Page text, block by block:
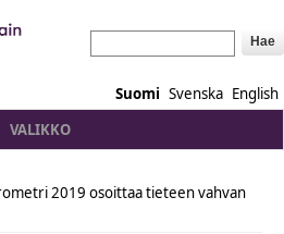
Suomi Svenska English
VALIKKO
2019 osoittaa tieteen vahvan